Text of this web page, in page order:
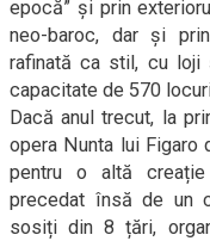
epocă” și prin
neo-baroc, dar și
rafinată ca stil, cu loji
capacitate de 570
Dacă anul trecut, la
opera Nunta lui
pentru o altă
precedat însă de un
sosiți din 8 țări,